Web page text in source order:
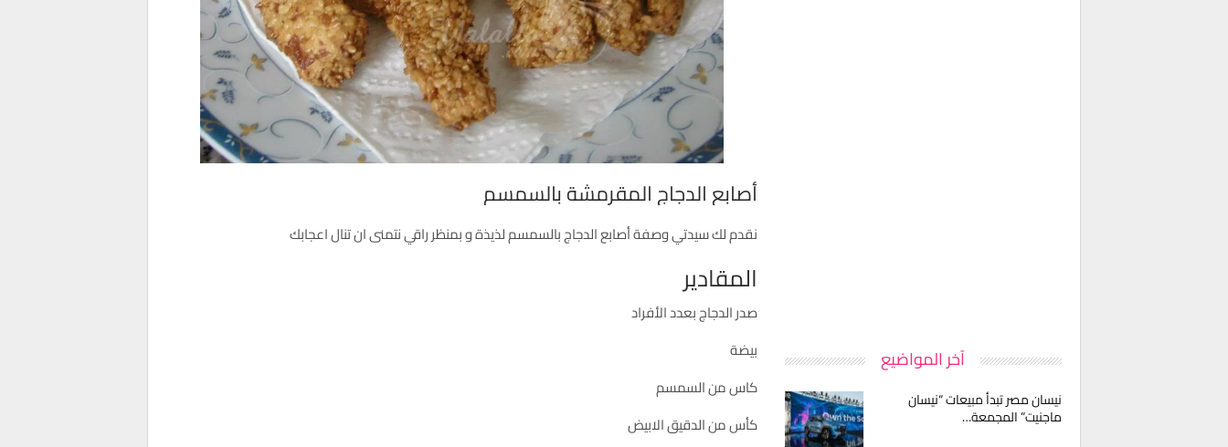
أصابع الدجاج المقرمشة بالسمسم
نقدم لك سيدتي وصفة أصابع الدجاج بالسمسم لذيذة و بمنظر راقي نتمنى ان تنال اعجابك
المقادير
صدر الدجاج بعدد الأفراد
بيضة
كاس من السمسم
كأس من الدقيق الابيض
آخر المواضيع
نيسان مصر تبدأ مبيعات “نيسان
ماجنيت” المجمعة…